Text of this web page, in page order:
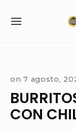
SITE
on 7 agosto,
CON